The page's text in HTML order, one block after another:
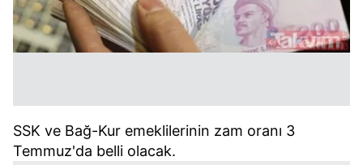
SSK ve Bağ-Kur emeklilerinin zam oranı 3
Temmuz'da belli olacak.